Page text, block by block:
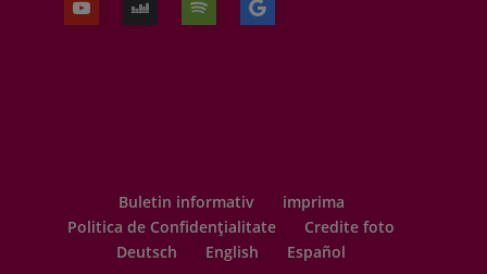
Buletin informativ
imprima
Politica de Confidențialitate
Credite foto
Deutsch
English Español